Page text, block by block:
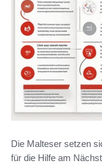
Die Malteser setzen
für die Hilfe am